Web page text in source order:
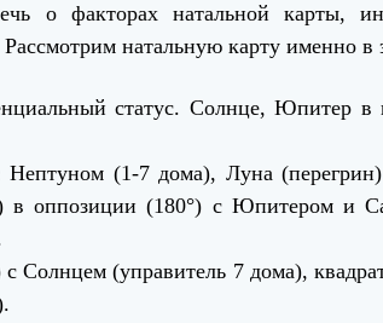
о факторах натальной карты,
натальную карту именно в
статус. Солнце, Юпитер
(1-7 дома), Луна
в оппозиции (180°) с Юпитером и
Солнцем (управитель 7 дома),